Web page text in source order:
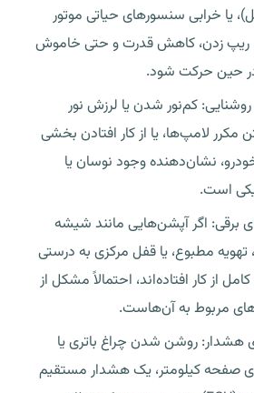
یا خرابی سنسورهای حیاتی موتور
ریپ زدن، کاهش قدرت و حتی خاموش
حین حرکت شود.
کم‌نور شدن یا لرزش نور
لامپ‌ها، یا از کار افتادن بخشی
نشان‌دهنده وجود نوسان یا
است.
برقی: اگر آپشن‌هایی مانند شیشه
تهویه مطبوع، یا قفل مرکزی به درستی
از کار افتاده‌اند، احتمالاً مشکل از
مربوط به آن‌هاست.
روشن شدن چراغ باتری یا
صفحه کیلومتر، یک هشدار مستقیم